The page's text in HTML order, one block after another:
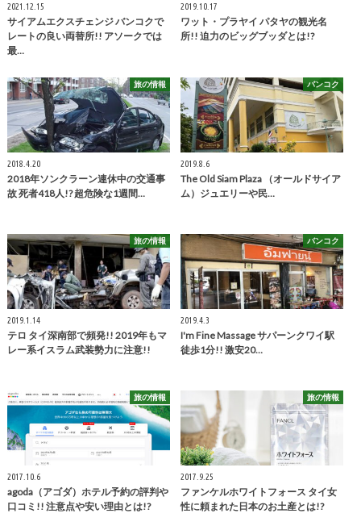
2021.12.15
サイアムエクスチェンジ バンコクで
レートの良い両替所!! アソークでは
最…
2019.10.17
ワット・プラヤイ パタヤの観光名
所!! 迫力のビッグブッダとは!?
旅の情報
2018.4.20
2018年ソンクラーン連休中の交通事
故 死者418人!? 超危険な1週間…
バンコク
2019.8.6
The Old Siam Plaza （オールドサイア
ム）ジュエリーや民…
旅の情報
2019.1.14
テロ タイ深南部で頻発!! 2019年もマ
レー系イスラム武装勢力に注意!!
バンコク
2019.4.3
I'm Fine Massage サパーンクワイ駅
徒歩1分!! 激安20…
旅の情報
2017.10.6
agoda（アゴダ）ホテル予約の評判や
口コミ!! 注意点や安い理由とは!?
旅の情報
2017.9.25
ファンケルホワイトフォース タイ女
性に頼まれた日本のお土産とは!?